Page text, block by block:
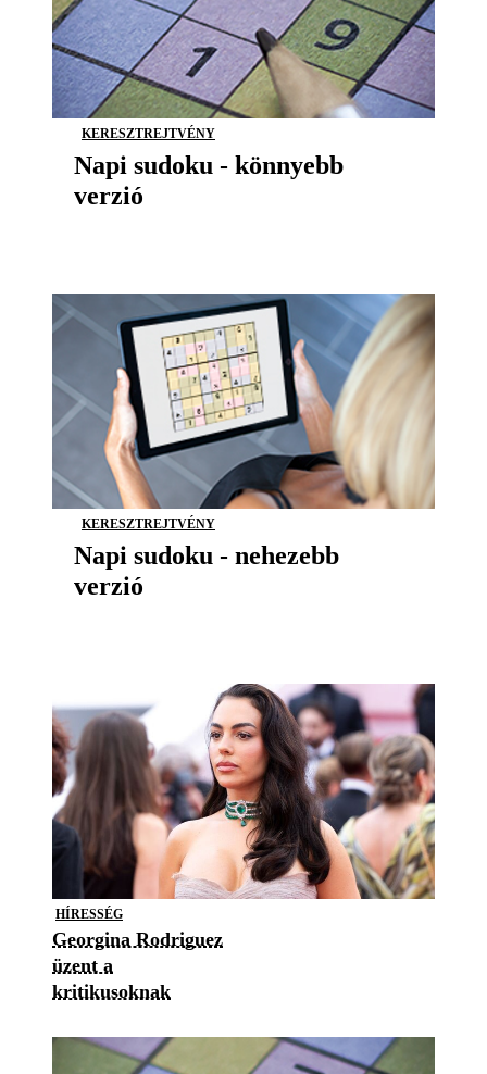
KERESZTREJTVÉNY
Napi sudoku - könnyebb
verzió
KERESZTREJTVÉNY
Napi sudoku - nehezebb
verzió
HÍRESSÉG
Georgina Rodriguez
üzent a
kritikusoknak